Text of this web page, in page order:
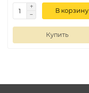
В корзину
Купить